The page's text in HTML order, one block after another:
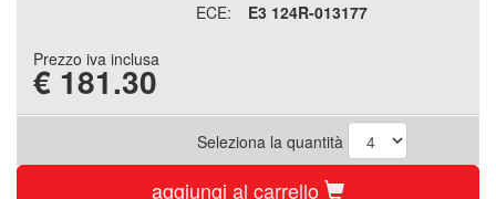
ECE:
E3 124R-013177
Prezzo iva inclusa
€ 181.30
Seleziona la quantità
aggiungi al carrello